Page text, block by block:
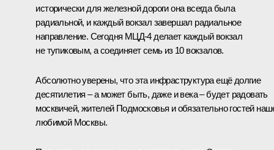
исторически для железной дороги она всегда была
радиальной, и каждый вокзал завершал радиальное
направление. Сегодня МЦД-4 делает каждый вокзал
не тупиковым, а соединяет семь из 10 вокзалов.
Абсолютно уверены, что эта инфраструктура ещё долгие
десятилетия ‒ а может быть, даже и века ‒ будет радовать
москвичей, жителей Подмосковья и обязательно гостей
любимой Москвы.